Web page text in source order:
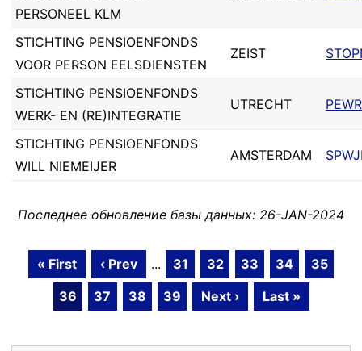
PERSONEEL KLM
STICHTING PENSIOENFONDS
VOOR PERSON EELSDIENSTEN
ZEIST
STICHTING PENSIOENFONDS
WERK- EN (RE)INTEGRATIE
UTRECHT
STICHTING PENSIOENFONDS
WILL NIEMEIJER
AMSTERDAM
Последнее обновление базы данных: 26-JAN-2024
« First ‹ Prev ... 31 32 33 34
35
36
37 38 39 Next › Last »